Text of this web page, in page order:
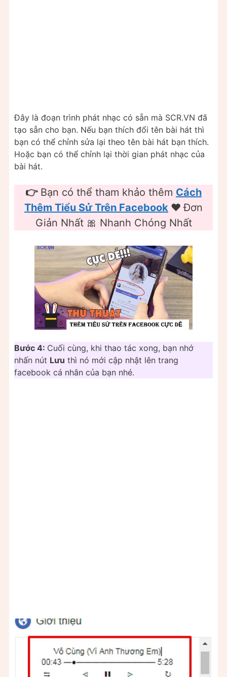
Đây là đoạn trình phát nhạc có sẵn mà SCR.VN đã
tạo sẵn cho bạn. Nếu bạn thích đổi tên bài hát thì
bạn có thể chỉnh sửa lại theo tên bài hát bạn thích.
Hoặc bạn có thể chỉnh lại thời gian phát nhạc của
bài hát.
👉Bạn có thể tham khảo thêm Cách
Thêm Tiểu Sử Trên Facebook ❤️Đơn
Giản Nhất 🎀 Nhanh Chóng Nhất
Bước 4: Cuối cùng, khi thao tác xong, bạn nhớ
nhấn nút Lưu thì nó mới cập nhật lên trang
facebook cá nhân của bạn nhé.